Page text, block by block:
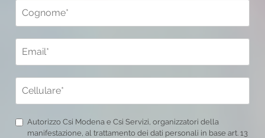
Autorizzo Csi Modena e Csi Servizi, organizzatori della
manifestazione, al trattamento dei dati personali in base art. 13